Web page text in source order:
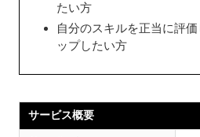
たい方
自分のスキルを正当に評
ップしたい方
サービス概要